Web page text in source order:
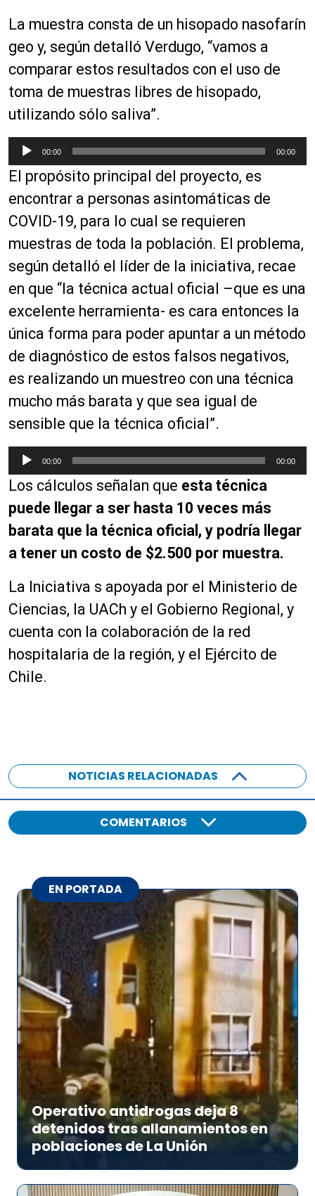
La muestra consta de un hisopado nasofarín
geo y, según detalló Verdugo, “vamos a
comparar estos resultados con el uso de
toma de muestras libres de hisopado,
utilizando sólo saliva”.
e
p
r
o
d
u
c
o
r
d
a
u
d
o
00:00 00:00
El propósito principal del proyecto, es
encontrar a personas asintomáticas de
COVID-19, para lo cual se requieren
muestras de toda la población. El problema,
según detalló el líder de la iniciativa, recae
en que “la técnica actual oficial –que es una
excelente herramienta- es cara entonces la
única forma para poder apuntar a un método
de diagnóstico de estos falsos negativos,
es realizando un muestreo con una técnica
mucho más barata y que sea igual de
sensible que la técnica oficial”.
e
p
r
o
d
u
t
o
d
e
a
00:00 00:00
Los cálculos señalan que esta técnica
puede llegar a ser hasta 10 veces más
barata que la técnica oficial, y podría llegar
a tener un costo de $2.500 por muestra.
La Iniciativa s apoyada por el Ministerio de
Ciencias, la UACh y el Gobierno Regional, y
cuenta con la colaboración de la red
hospitalaria de la región, y el Ejército de
Chile.
NOTICIAS RELACIONADAS
COMENTARIOS
EN PORTADA
Operativo antidrogas deja 8
detenidos tras allanamientos en
poblaciones de La Unión